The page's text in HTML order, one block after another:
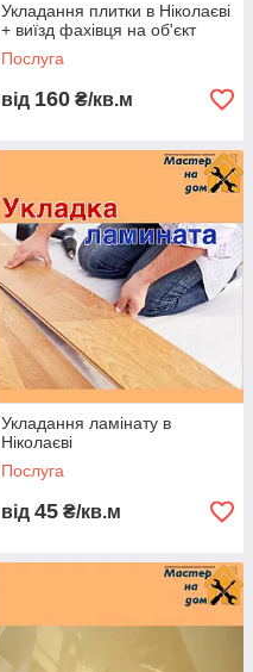
Укладання плитки в Ніколаєві
+ виїзд фахівця на об'єкт
Послуга
від 160 ₴/кв.м
Укладання ламінату в
Ніколаєві
Послуга
від 45 ₴/кв.м